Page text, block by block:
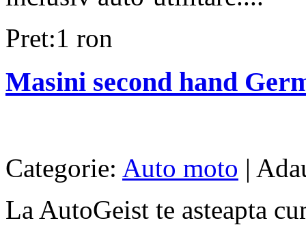
Pret:1 ron
Masini second hand
Categorie: Auto moto |
La AutoGeist te asteapta